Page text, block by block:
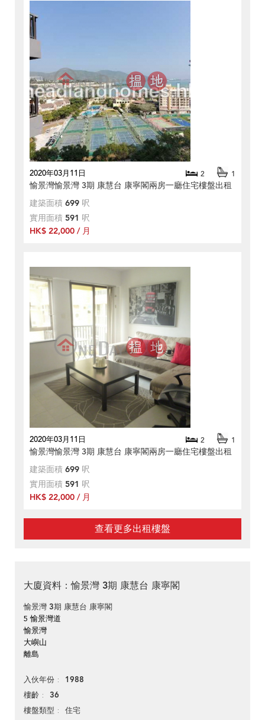
2020年03月11日 2 1
愉景灣愉景灣 3期 康慧台 康寧閣兩房一廳住宅樓盤出租
建築面積 699 呎
實用面積 591 呎
HK$ 22,000 / 月
2020年03月11日 2 1
愉景灣愉景灣 3期 康慧台 康寧閣兩房一廳住宅樓盤出租
建築面積 699 呎
實用面積 591 呎
HK$ 22,000 / 月
查看更多出租樓盤
大廈資料：愉景灣 3期 康慧台 康寧閣
愉景灣 3期 康慧台 康寧閣
5 愉景灣道
愉景灣
大嶼山
離島
入伙年份 1988
樓齡 36
樓盤類型 住宅